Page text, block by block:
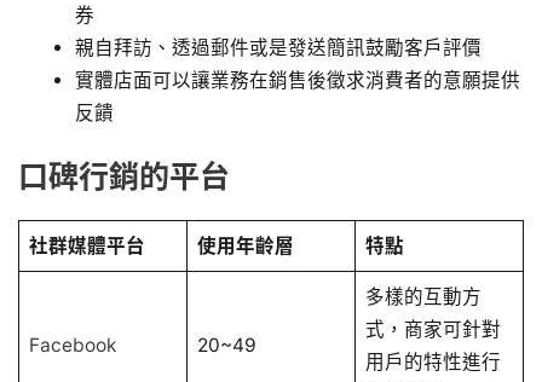
券
親自拜訪、透過郵件或是發送簡訊鼓勵客戶評價
實體店面可以讓業務在銷售後徵求消費者的意願提供
反饋
口碑行銷的平台
社群媒體平台 使用年齡層 特點
Facebook 20~49
多樣的互動方
式，商家可針對
用戶的特性進行